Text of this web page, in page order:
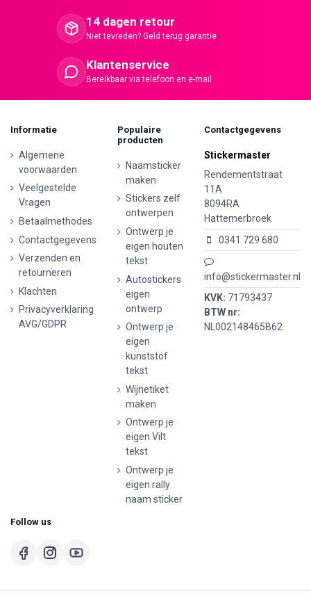
14 dagen retour
Niet tevreden? Geld terug garantie
Klantenservice
Bereikbaar via telefoon en e-mail
Informatie
Algemene
voorwaarden
Veelgestelde
Vragen
Betaalmethodes
Contactgegevens
Verzenden en
retourneren
Klachten
Privacyverklaring
AVG/GDPR
Populaire
producten
Naamsticker
maken
Stickers zelf
ontwerpen
Ontwerp je
eigen houten
tekst
Autostickers
eigen
ontwerp
Ontwerp je
eigen
kunststof
tekst
Wijnetiket
maken
Ontwerp je
eigen Vilt
tekst
Ontwerp je
eigen rally
naam sticker
Contactgegevens
Stickermaster
Rendementstraat
11A
8094RA
Hattemerbroek
0341 729 680
info@stickermaster.nl
KVK: 71793437
BTW nr:
NL002148465B62
Follow us